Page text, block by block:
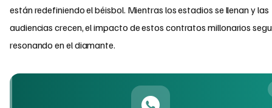
están redefiniendo el béisbol. Mientras los estadios se llenan y las
audiencias crecen, el impacto de estos contratos millonarios
resonando en el diamante.